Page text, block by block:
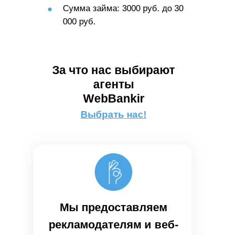
Сумма займа: 3000 руб. до 30
000 руб.
За что нас выбирают
агенты
WebBankir
Выбрать нас!
Мы предоставляем
рекламодателям и веб-